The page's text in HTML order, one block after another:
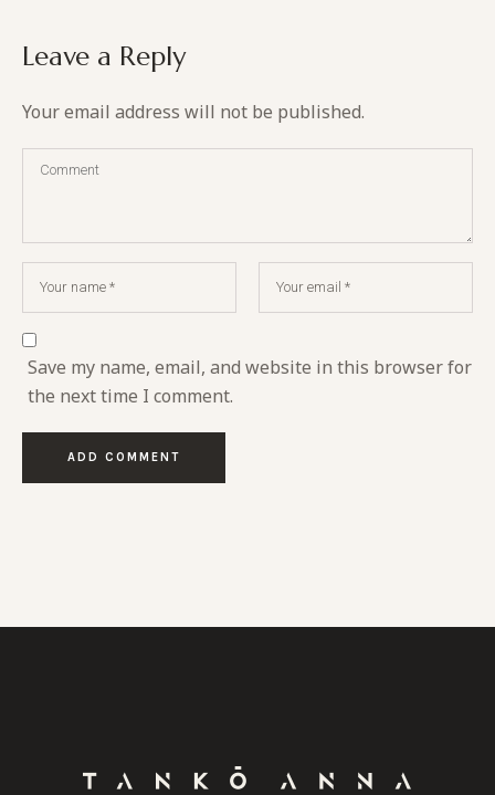
Leave a Reply
Your email address will not be published.
Save my name, email, and website in this browser for
the next time I comment.